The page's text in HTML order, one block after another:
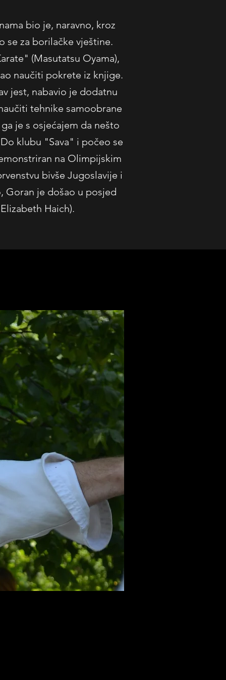
bio je, naravno, kroz
se za borilačke vještine.
(Masutatsu Oyama),
naučiti pokrete iz knjige.
jest, nabavio je dodatnu
tehnike samoobrane
je s osjećajem da nešto
klubu "Sava" i počeo se
na Olimpijskim
bivše Jugoslavije i
Goran je došao u posjed
Haich).